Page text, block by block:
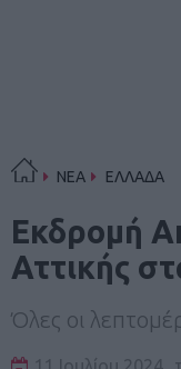
ΝΕΑ ΕΛΛΑΔΑ
Εκδρομή
Αττικής
Όλες οι